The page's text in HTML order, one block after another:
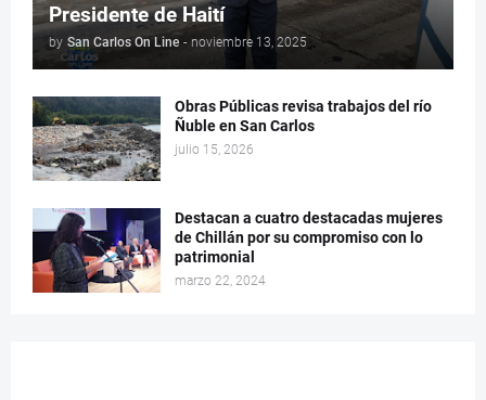
Presidente de Haití
by San Carlos On Line - noviembre 13, 2025
Obras Públicas revisa trabajos del río
Ñuble en San Carlos
julio 15, 2026
Destacan a cuatro destacadas mujeres
de Chillán por su compromiso con lo
patrimonial
marzo 22, 2024